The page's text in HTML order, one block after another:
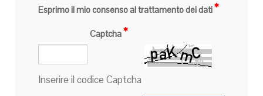
Esprimo il mio consenso al trattamento dei dati
Captcha
Inserire il codice Captcha